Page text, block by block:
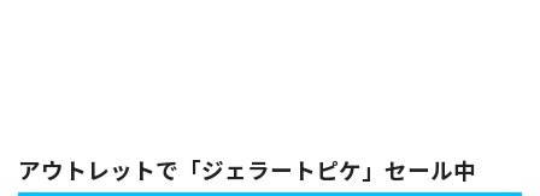
アウトレットで「ジェラートピケ」セール中